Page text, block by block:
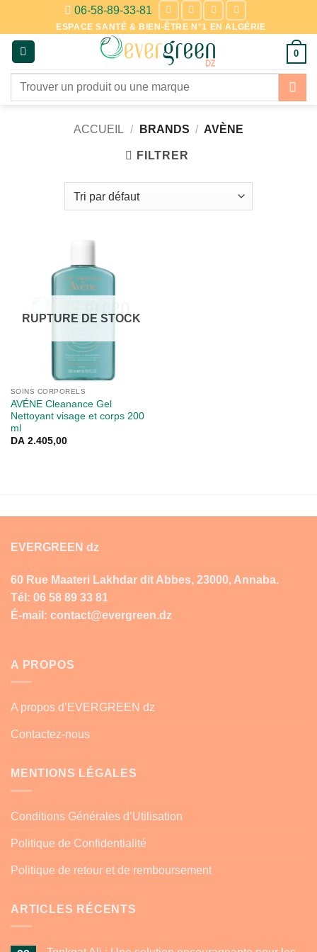
contenu
06-58-89-33-81
ESPACE SANTÉ & BIEN-ÊTRE N°1 EN ALGÉRIE
0
Recherche
ACCUEIL / BRANDS / AVÈNE
FILTRER
RUPTURE DE STOCK
SOINS CORPORELS
AVÉNE Cleanance Gel
Nettoyant visage et corps 200
ml
DA2.405,00
EVERGREEN dz
60 Rue Maateri Lakhdar dit Abbes, 23000, Annaba.
Tél: 06 58 89 33 81
É-mail: contact@evergreen.dz
A PROPOS
A propos d’EVERGREEN dz
Contactez-nous
MENTIONS LÉGALES
Conditions Générales d’Utilisation
Politique de Confidentialité
Politique de retour et de remboursement
ARTICLES RÉCENTS